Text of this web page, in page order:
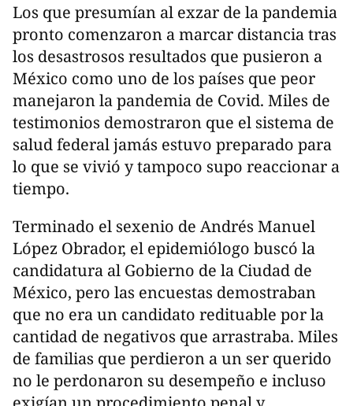
Los que presumían al exzar de la pandemia
pronto comenzaron a marcar distancia tras
los desastrosos resultados que pusieron a
México como uno de los países que peor
manejaron la pandemia de Covid. Miles de
testimonios demostraron que el sistema de
salud federal jamás estuvo preparado para
lo que se vivió y tampoco supo reaccionar a
tiempo.
Terminado el sexenio de Andrés Manuel
López Obrador, el epidemiólogo buscó la
candidatura al Gobierno de la Ciudad de
México, pero las encuestas demostraban
que no era un candidato redituable por la
cantidad de negativos que arrastraba. Miles
de familias que perdieron a un ser querido
no le perdonaron su desempeño e incluso